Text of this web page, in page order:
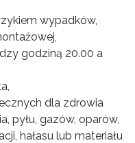
wypadków,
godziną 20.00 a
dla zdrowia
pyłu, gazów, oparów,
hałasu lub materiału